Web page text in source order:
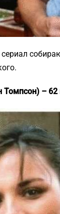
сериал
Томпсон) – 62